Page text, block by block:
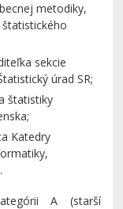
metodiky,
sekcie
úrad SR;
štatistiky
Katedry
A (starší